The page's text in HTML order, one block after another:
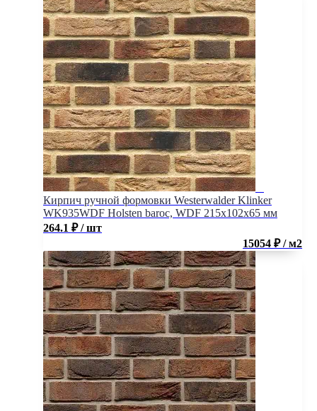
Кирпич ручной формовки Westerwalder Klinker
WK935WDF Holsten baroc, WDF 215x102x65 мм
264.1 ₽ / шт
15054 ₽ / м2